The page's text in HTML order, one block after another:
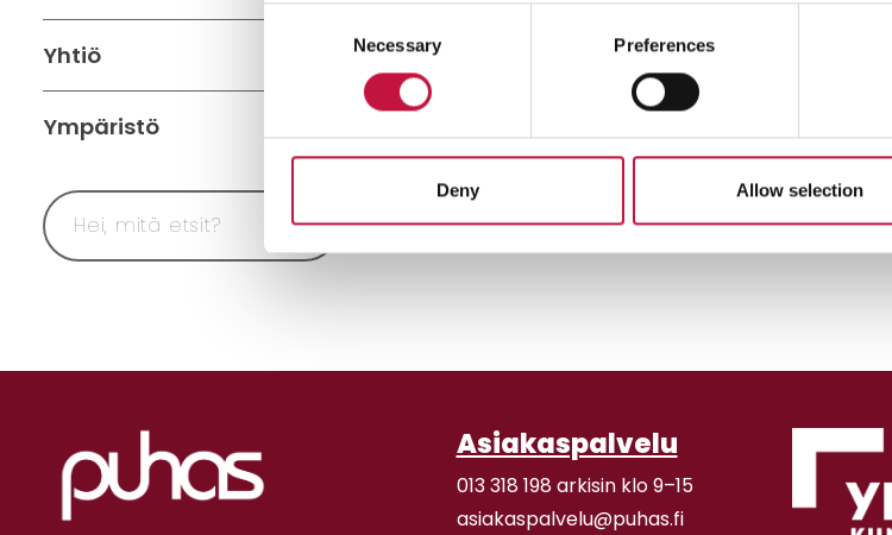
Consent
Necessary Preferences
Deny Allow selection
Yhtiö
Ympäristö
Asiakaspalvelu
013 318 198 arkisin klo 9–15
asiakaspalvelu@puhas.fi